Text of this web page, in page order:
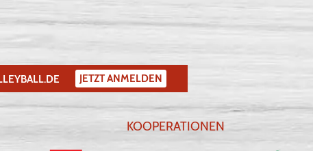
JETZT ANMELDEN
KOOPERATIONEN